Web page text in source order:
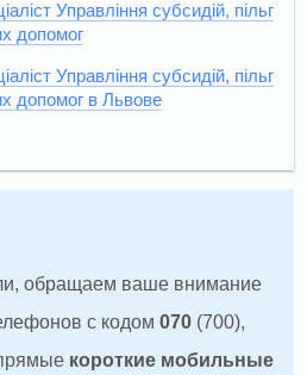
Управління субсидій, пільг
допомог
Управління субсидій, пільг
допомог в Львове
обращаем ваше внимание
с кодом070 (700),
короткие мобильные